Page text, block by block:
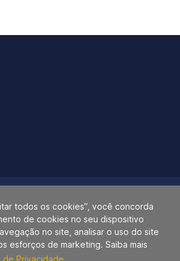
todos os cookies”, você concorda
de cookies no seu dispositivo
no site, analisar o uso do site
esforços de marketing. Saiba mais
Dra. Luci Mara Barbiero – CRM 120.433/SP
OS DIREITOS RESERVADOS.